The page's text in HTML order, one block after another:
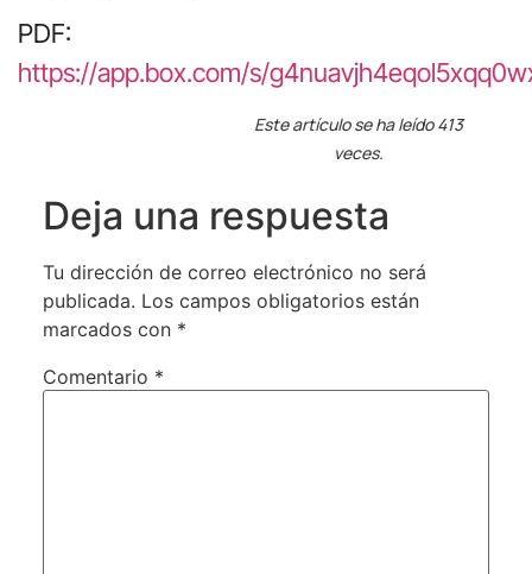
PDF:
https://app.box.com/s/
Este artículo se ha leído 413
veces.
Deja una respuesta
Tu dirección de correo electrónico no será
publicada. Los campos obligatorios están
marcados con *
Comentario *